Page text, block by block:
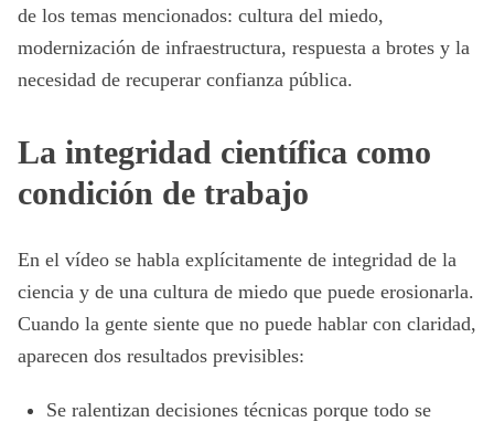
de los temas mencionados: cultura del miedo,
modernización de infraestructura, respuesta a brotes y la
necesidad de recuperar confianza pública.
La integridad científica como
condición de trabajo
En el vídeo se habla explícitamente de integridad de la
ciencia y de una cultura de miedo que puede erosionarla.
Cuando la gente siente que no puede hablar con claridad,
aparecen dos resultados previsibles:
Se ralentizan decisiones técnicas porque todo se